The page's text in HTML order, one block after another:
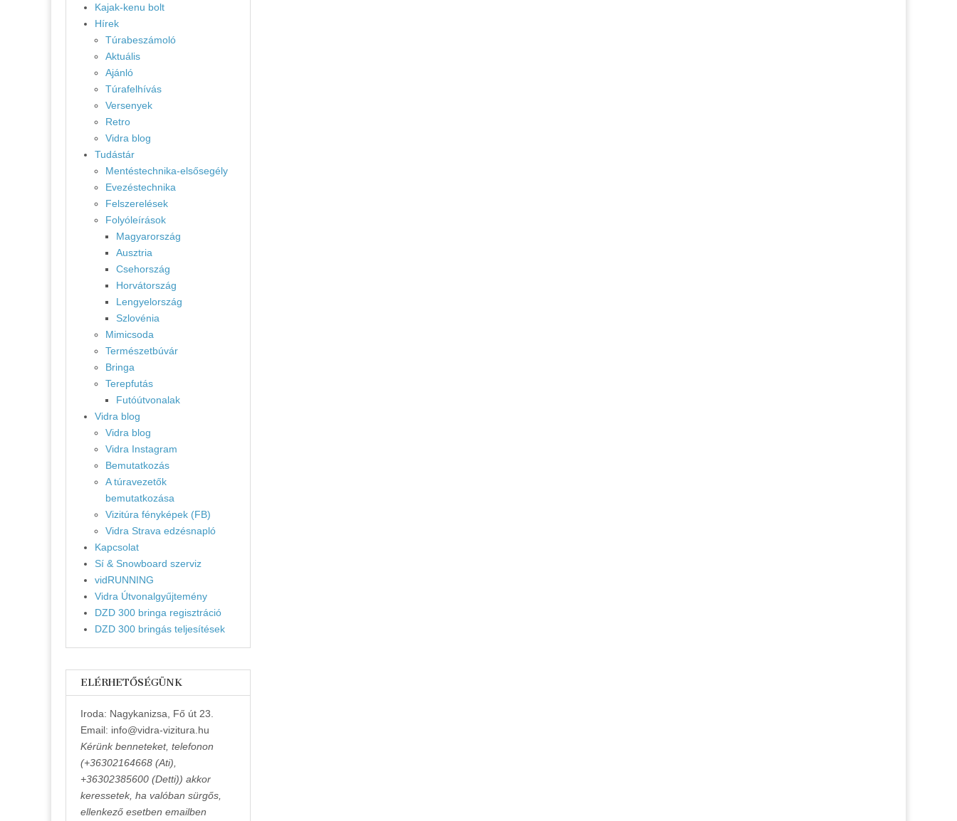
Kajak-kenu bolt
Hírek
Túrabeszámoló
Aktuális
Ajánló
Túrafelhívás
Versenyek
Retro
Vidra blog
Tudástár
Mentéstechnika-elsősegély
Evezéstechnika
Felszerelések
Folyóleírások
Magyarország
Ausztria
Csehország
Horvátország
Lengyelország
Szlovénia
Mimicsoda
Természetbúvár
Bringa
Terepfutás
Futóútvonalak
Vidra blog
Vidra blog
Vidra Instagram
Bemutatkozás
A túravezetők
bemutatkozása
Vizitúra fényképek (FB)
Vidra Strava edzésnapló
Kapcsolat
Sí & Snowboard szerviz
vidRUNNING
Vidra Útvonalgyűjtemény
DZD 300 bringa regisztráció
DZD 300 bringás teljesítések
ELÉRHETŐSÉGÜNK
Iroda: Nagykanizsa, Fő út 23.
Email: info@vidra-vizitura.hu
Kérünk benneteket, telefonon
(+36302164668 (Ati),
+36302385600 (Detti)) akkor
keressetek, ha valóban sürgős,
ellenkező esetben emailben